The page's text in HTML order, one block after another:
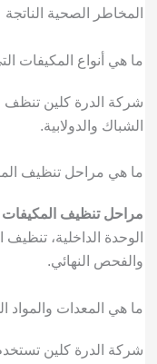
المخاطر الصحية الناتجة
ما هي أنواع المكيفات
شركة الدرة كلين تنظف
الشباك والدولابية.
ما هي مراحل تنظيف
مراحل تنظيف المكيفات
الوحدة الداخلية،
والفحص النهائي.
ما هي المعدات
شركة الدرة كلين